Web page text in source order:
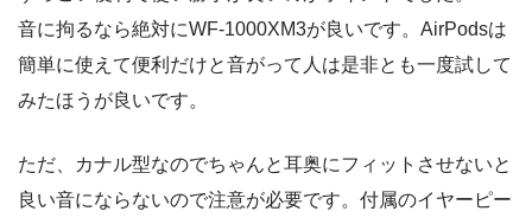
音に拘るなら絶対にWF-1000XM3が良いです。AirPodsは
簡単に使えて便利だけと音がって人は是非とも一度試して
みたほうが良いです。
ただ、カナル型なのでちゃんと耳奥にフィットさせないと
良い音にならないので注意が必要です。付属のイヤーピー